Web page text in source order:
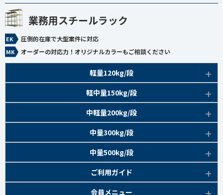
業務用スチールラック
圧倒的在庫で大型案件に対応
オーダーの対応力！オリジナルカラーもご相談ください
軽量120kg/段
アイボリー、グレー
EK120kg/段アングルボルト 特長
EK120kg/段アングルセミボルト 特長
新セミボルト 特長
軽中量150kg/段
軽中量150kg/段 商品一覧
部材仕様図
中軽量200kg/段
EK200kg/段 商品一覧
部材仕様図
中量300kg/段
アイボリー・グリーン
EK300kg/段 商品一覧
中量500kg/段
アイボリー・グリーンご利用ガイド
検索システムの使い方
会員メニュー